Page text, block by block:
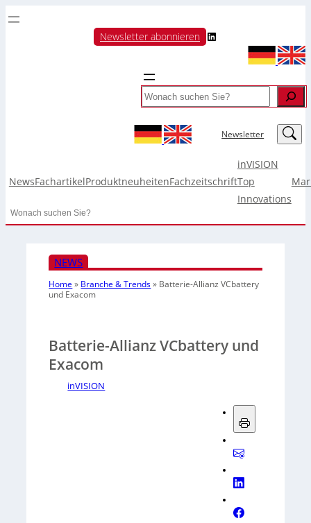
Newsletter abonnieren LinkedIn
Search
Newsletter LinkedIn
NewsFachartikelProduktneuheitenFachzeitschrift
inVISION
Top
Innovations
Search
NEWS
Home » Branche & Trends» Batterie-Allianz VCbattery
und Exacom
Batterie-Allianz VCbattery und
Exacom
inVISION